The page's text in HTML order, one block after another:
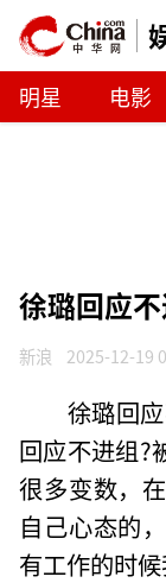
明星 电影
徐璐回应
新浪 2025-12-19
徐璐回
回应不进组?
很多变数，
自己心态的
有工作的时